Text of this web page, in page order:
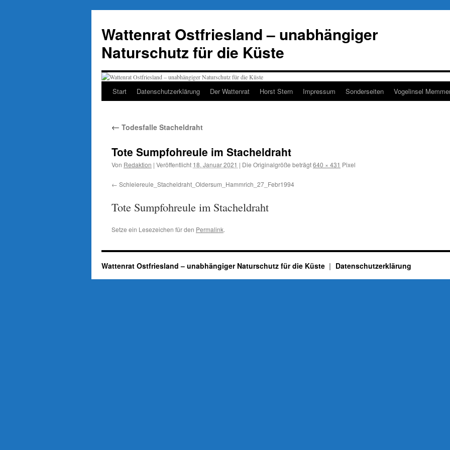
springen
Wattenrat Ostfriesland – unabhängiger
Naturschutz für die Küste
Start Datenschutzerklärung Der Wattenrat Horst Stern Impressum Sonderseiten Vogelinsel
← Todesfalle Stacheldraht
Tote Sumpfohreule im Stacheldraht
Von Redaktion | Veröffentlicht 18. Januar 2021 | Die Originalgröße beträgt640 × 431 Pixel
Schleiereule_Stacheldraht_Oldersum_Hammrich_27_Febr1994
Tote Sumpfohreule im Stacheldraht
Setze ein Lesezeichen für den Permalink.
Wattenrat Ostfriesland – unabhängiger Naturschutz für die Küste Datenschutzerklärung